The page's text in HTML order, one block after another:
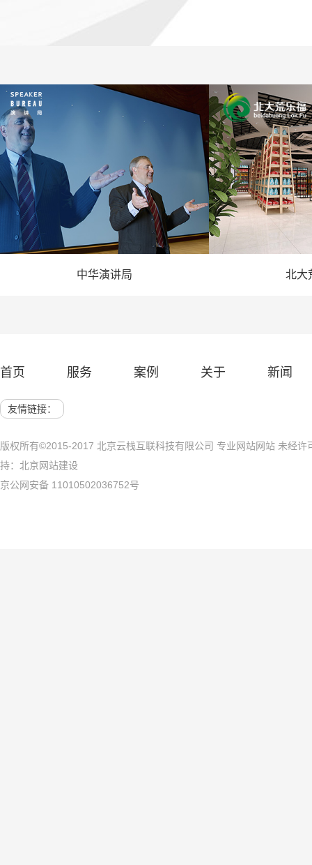
网站建设 展示网站
中华演讲局 北大
首页 服务 案例 关于 新闻
友情链接：
版权所有©2015-2017 北京云栈互联科技有限公司 专业网站网站 未经许
持： 北京网站建设
京公网安备 11010502036752号